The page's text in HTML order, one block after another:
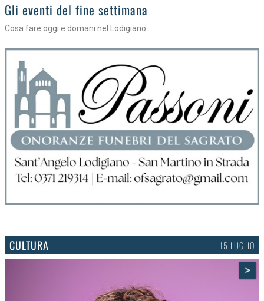
Gli appuntamenti fino a sabato
Cosa fare nel Lodigiano
CULTURA 15 LUGLIO
>